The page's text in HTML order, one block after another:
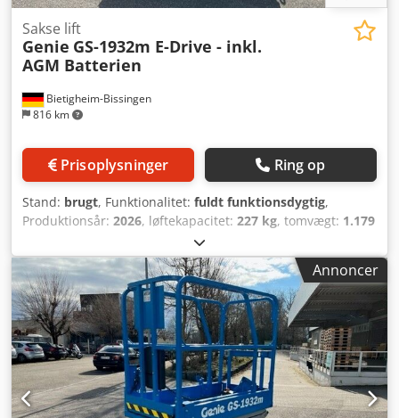
Bietigheim-Bissingen
816 km
Sakse lift
Genie GS-1932m E-Drive - inkl.
AGM Batterien
Prisoplysninger Ring op
Stand: brugt, Funktionalitet: fuldt funktionsdygtig,
Produktionsår: 2026, løftekapacitet: 227 kg, tomvægt: 1.179
1.970 mm, brændstoftype:
samlet længde:1.400 mm, drivtype:Elektro,
konstruktionsbredde:810 mm, arbejdshøjde:7.550 mm,
Saksearbejdsplatform Cedsyn Svrspfx Ab Rjrf Teknisk
stand: Ny
Annoncer